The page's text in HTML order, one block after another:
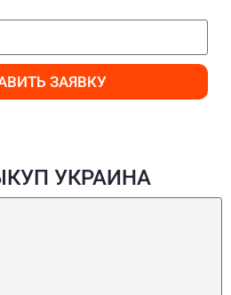
ЗАЯВКУ
УКРАИНА